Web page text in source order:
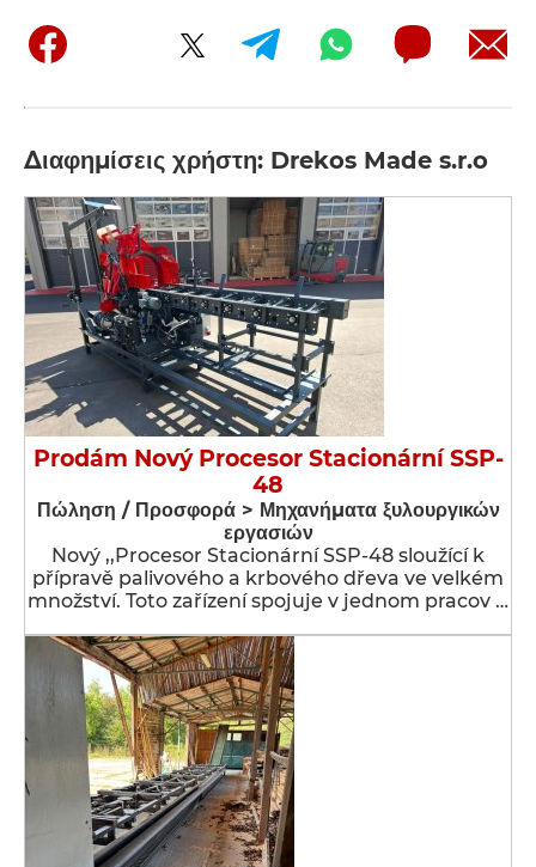
Διαφημίσεις χρήστη: Drekos Made s.r.o
Prodám Nový Procesor Stacionární SSP-
48
Πώληση / Προσφορά > Μηχανήματα ξυλουργικών
εργασιών
Nový ,,Procesor Stacionární SSP-48 sloužící k
přípravě palivového a krbového dřeva ve velkém
množství. Toto zařízení spojuje v jednom pracov …